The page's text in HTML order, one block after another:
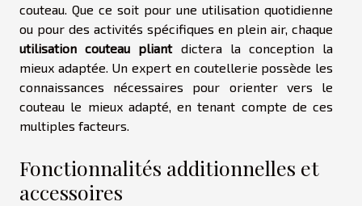
couteau. Que ce soit pour une utilisation quotidienne
ou pour des activités spécifiques en plein air, chaque
utilisation couteau pliantdictera la conception la
mieux adaptée. Un expert en coutellerie possède les
connaissances nécessaires pour orienter vers le
couteau le mieux adapté, en tenant compte de ces
multiples facteurs.
Fonctionnalités additionnelles et
accessoires